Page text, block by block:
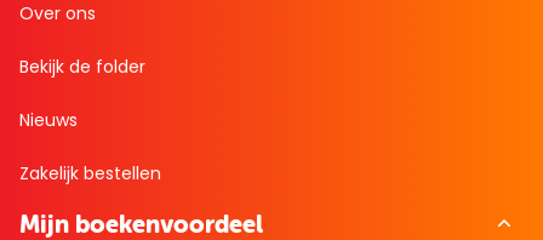
Over ons
Bekijk de folder
Nieuws
Zakelijk bestellen
Mijn boekenvoordeel